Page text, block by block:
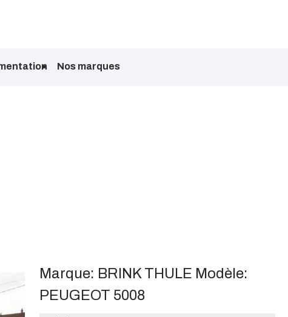
Nos marques
Marque: BRINK THULE Modèle:
PEUGEOT 5008